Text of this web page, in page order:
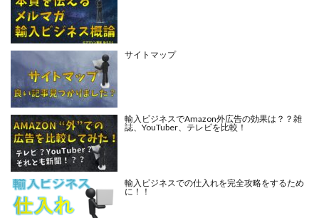
サイトマップ
輸入ビジネスでAmazon外広告の効果は？？雑
誌、YouTuber、テレビを比較！
輸入ビジネスでの仕入れを完全攻略をするため
に！！